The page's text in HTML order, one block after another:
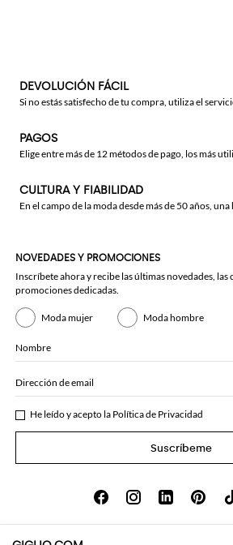
DEVOLUCIÓN FÁCIL
Si no estás satisfecho de tu compra, utiliza el
PAGOS
Elige entre más de 12 métodos de pago, los más
CULTURA Y FIABILIDAD
En el campo de la moda desde más de 50 años,
NOVEDADES Y PROMOCIONES
Inscríbete ahora y recibe las últimas novedades, las
promociones dedicadas.
Moda mujer Moda hombre
Nombre
Dirección de email
He leído y acepto la Política de Privacidad
Suscríbeme